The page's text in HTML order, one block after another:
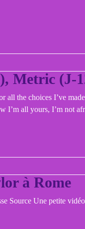
Metric (J-
all the choices I’ve
I’m all yours, I’m not
à Rome
Source Une petite